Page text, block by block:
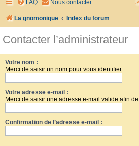
FAQ Nous contacter
La gnomonique Index du forum
Contacter l’administrateur
Votre nom :
Merci de saisir un nom pour vous identifier.
Votre adresse e-mail :
Merci de saisir une adresse e-mail valide afin
Confirmation de l’adresse e-mail :